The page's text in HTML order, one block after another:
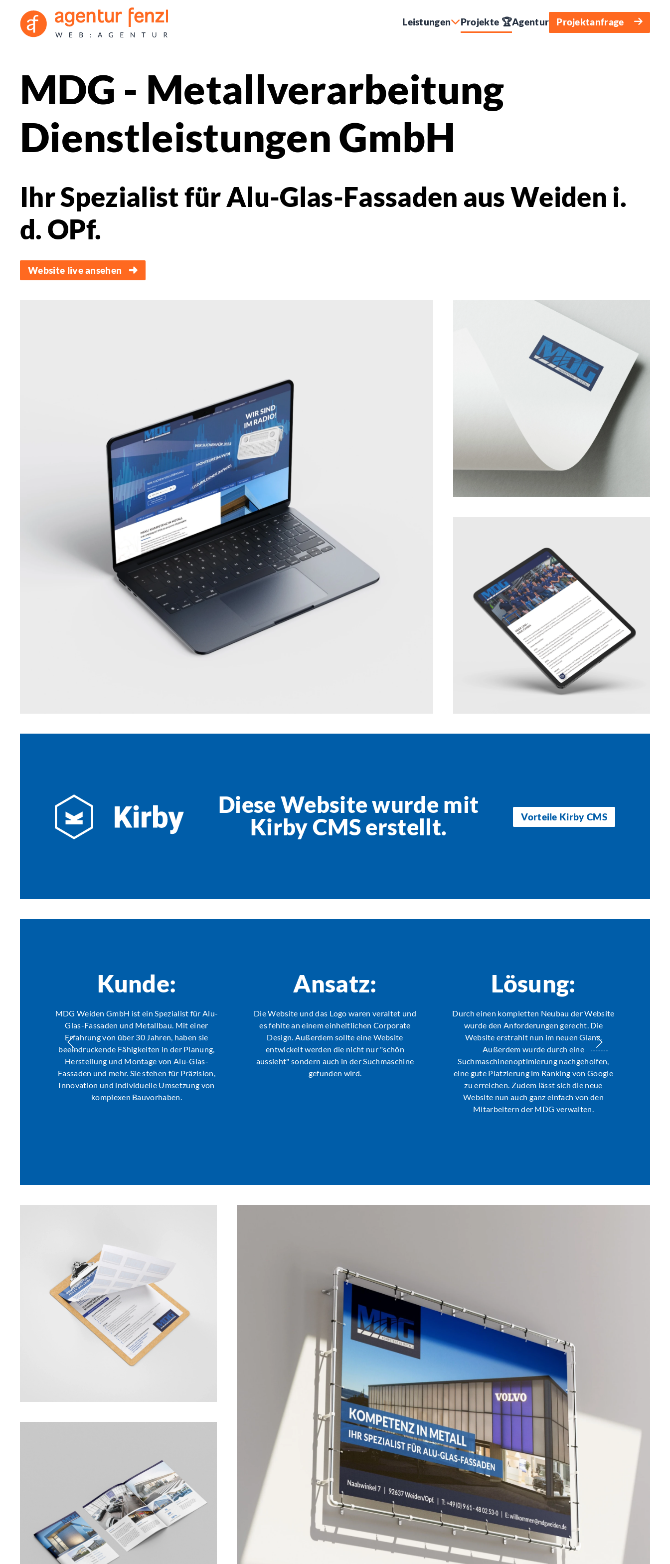
Leistungen Projekte 🏆Agentur Projektanfrage
MDG - Metallverarbeitung
Dienstleistungen GmbH
Ihr Spezialist für Alu-Glas-Fassaden aus Weiden i.
d. OPf.
Website live ansehen
Diese Website wurde mit
Kirby CMS erstellt.
Vorteile Kirby CMS
Kunde:
MDG Weiden GmbH ist ein Spezialist für Alu-
Glas-Fassaden und Metallbau. Mit einer
Erfahrung von über 30 Jahren, haben sie
beeindruckende Fähigkeiten in der Planung,
Herstellung und Montage von Alu-Glas-
Fassaden und mehr. Sie stehen für Präzision,
Innovation und individuelle Umsetzung von
komplexen Bauvorhaben.
Ansatz:
Die Website und das Logo waren veraltet und
es fehlte an einem einheitlichen Corporate
Design. Außerdem sollte eine Website
entwickelt werden die nicht nur "schön
aussieht" sondern auch in der Suchmaschine
gefunden wird.
Lösung:
Durch einen kompletten Neubau der Website
wurde den Anforderungen gerecht. Die
Website erstrahlt nun im neuen Glanz.
Außerdem wurde durch eine
Suchmaschinenoptimierung nachgeholfen,
eine gute Platzierung im Ranking von Google
zu erreichen. Zudem lässt sich die neue
Website nun auch ganz einfach von den
Mitarbeitern der MDG verwalten.